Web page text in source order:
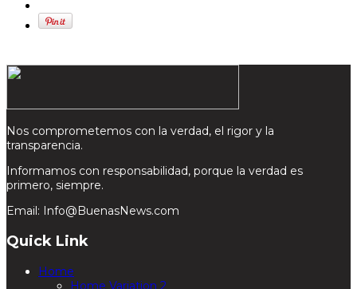
Nos comprometemos con la verdad, el rigor y la
transparencia.
Informamos con responsabilidad, porque la verdad es
primero, siempre.
Email: Info@BuenasNews.com
Quick Link
Home
Home Variation 2